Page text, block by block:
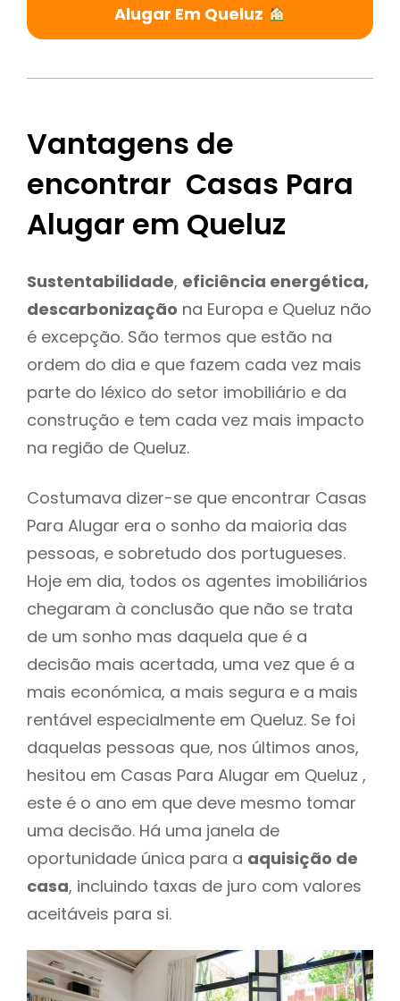
Alugar Em Queluz
Vantagens de
encontrar Casas Para
Alugar em Queluz
Sustentabilidade, eficiência energética,
descarbonização na Europa e Queluz não
é excepção. São termos que estão na
ordem do dia e que fazem cada vez mais
parte do léxico do setor imobiliário e da
construção e tem cada vez mais impacto
na região de Queluz.
Costumava dizer-se que encontrar Casas
Para Alugar era o sonho da maioria das
pessoas, e sobretudo dos portugueses.
Hoje em dia, todos os agentes imobiliários
chegaram à conclusão que não se trata
de um sonho mas daquela que é a
decisão mais acertada, uma vez que é a
mais económica, a mais segura e a mais
rentável especialmente em Queluz. Se foi
daquelas pessoas que, nos últimos anos,
hesitou em Casas Para Alugar em Queluz ,
este é o ano em que deve mesmo tomar
uma decisão. Há uma janela de
oportunidade única para a aquisição de
casa, incluindo taxas de juro com valores
aceitáveis para si.